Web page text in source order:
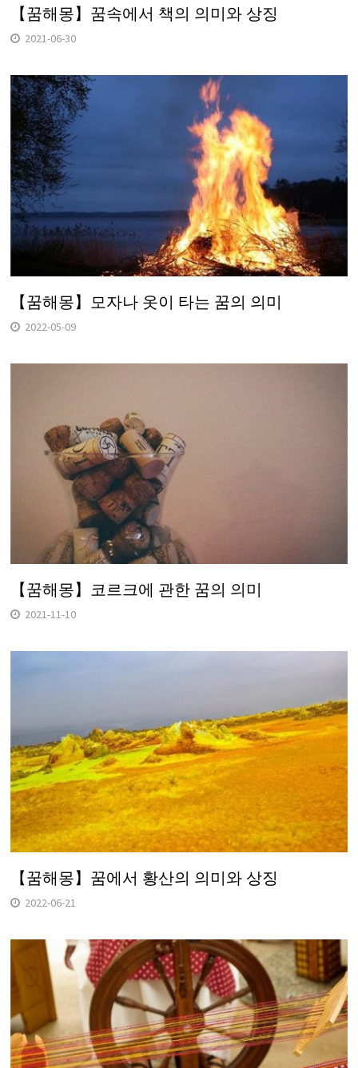
【꿈해몽】꿈속에서 책의 의미와 상징
2021-06-30
【꿈해몽】모자나 옷이 타는 꿈의 의미
2022-05-09
【꿈해몽】코르크에 관한 꿈의 의미
2021-11-10
【꿈해몽】꿈에서 황산의 의미와 상징
2022-06-21